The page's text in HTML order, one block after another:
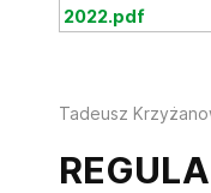
2022.pdf
Tadeusz